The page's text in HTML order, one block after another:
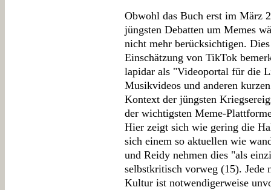
Obwohl das Buch erst im März
jüngsten Debatten um Memes
nicht mehr berücksichtigen.
Einschätzung von TikTok
lapidar als "Videoportal für die
Musikvideos und anderen
Kontext der jüngsten
der wichtigsten Meme-
Hier zeigt sich wie gering die
sich einem so aktuellen wie
und Reidy nehmen dies "als
selbstkritisch vorweg (15). Jede
Kultur ist notwendigerweise